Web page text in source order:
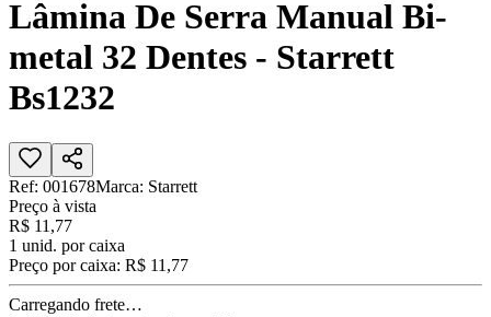
Lâmina De Serra Manual Bi-
metal 32 Dentes - Starrett
Bs1232
Ref: 001678Marca: Starrett
Preço à vista
R$ 11,77
1 unid. por caixa
Preço por caixa: R$ 11,77
Carregando frete…